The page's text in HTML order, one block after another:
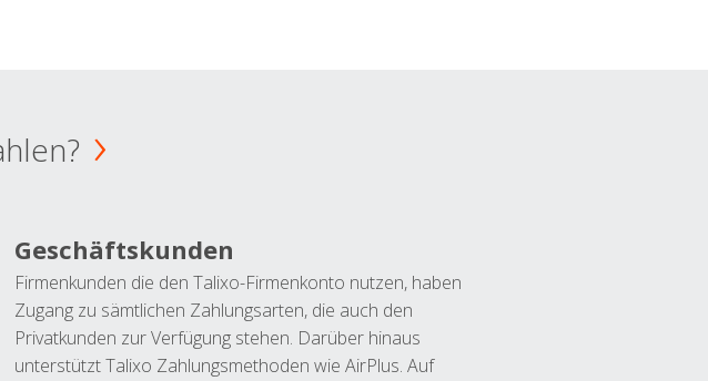
Geschäftskunden
Firmenkunden die den Talixo-Firmenkonto nutzen, haben
Zugang zu sämtlichen Zahlungsarten, die auch den
Privatkunden zur Verfügung stehen. Darüber hinaus
unterstützt Talixo Zahlungsmethoden wie AirPlus. Auf